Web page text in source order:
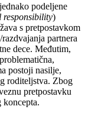
podeljene
responsibility)
s pretpostavkom
partnera
dece. Međutim,
postoji nasilje,
roditeljstva. Zbog
pretpostavku
koncepta.